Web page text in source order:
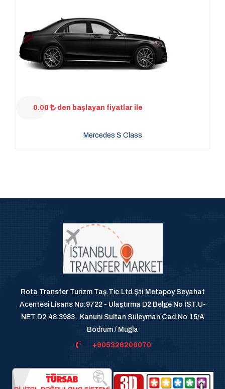
0.00 den başlayan fiyatlar ile
Mercedes S Class
Rota Transfer Turizm Taş.Tic.Ltd.Şti.Metapoy Seyahat
Acentesi Lisans No:9722 - Ulaştırma D2 Belge No İST.U-
NET.D2.48.3983 . Kanuni Sultan Süleyman Cad.No.15/A
Bodrum / Muğla
+905326200070